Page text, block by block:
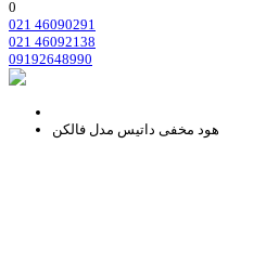
0
021 46090291
021 46092138
09192648990
هود مخفی داتیس مدل فالکن